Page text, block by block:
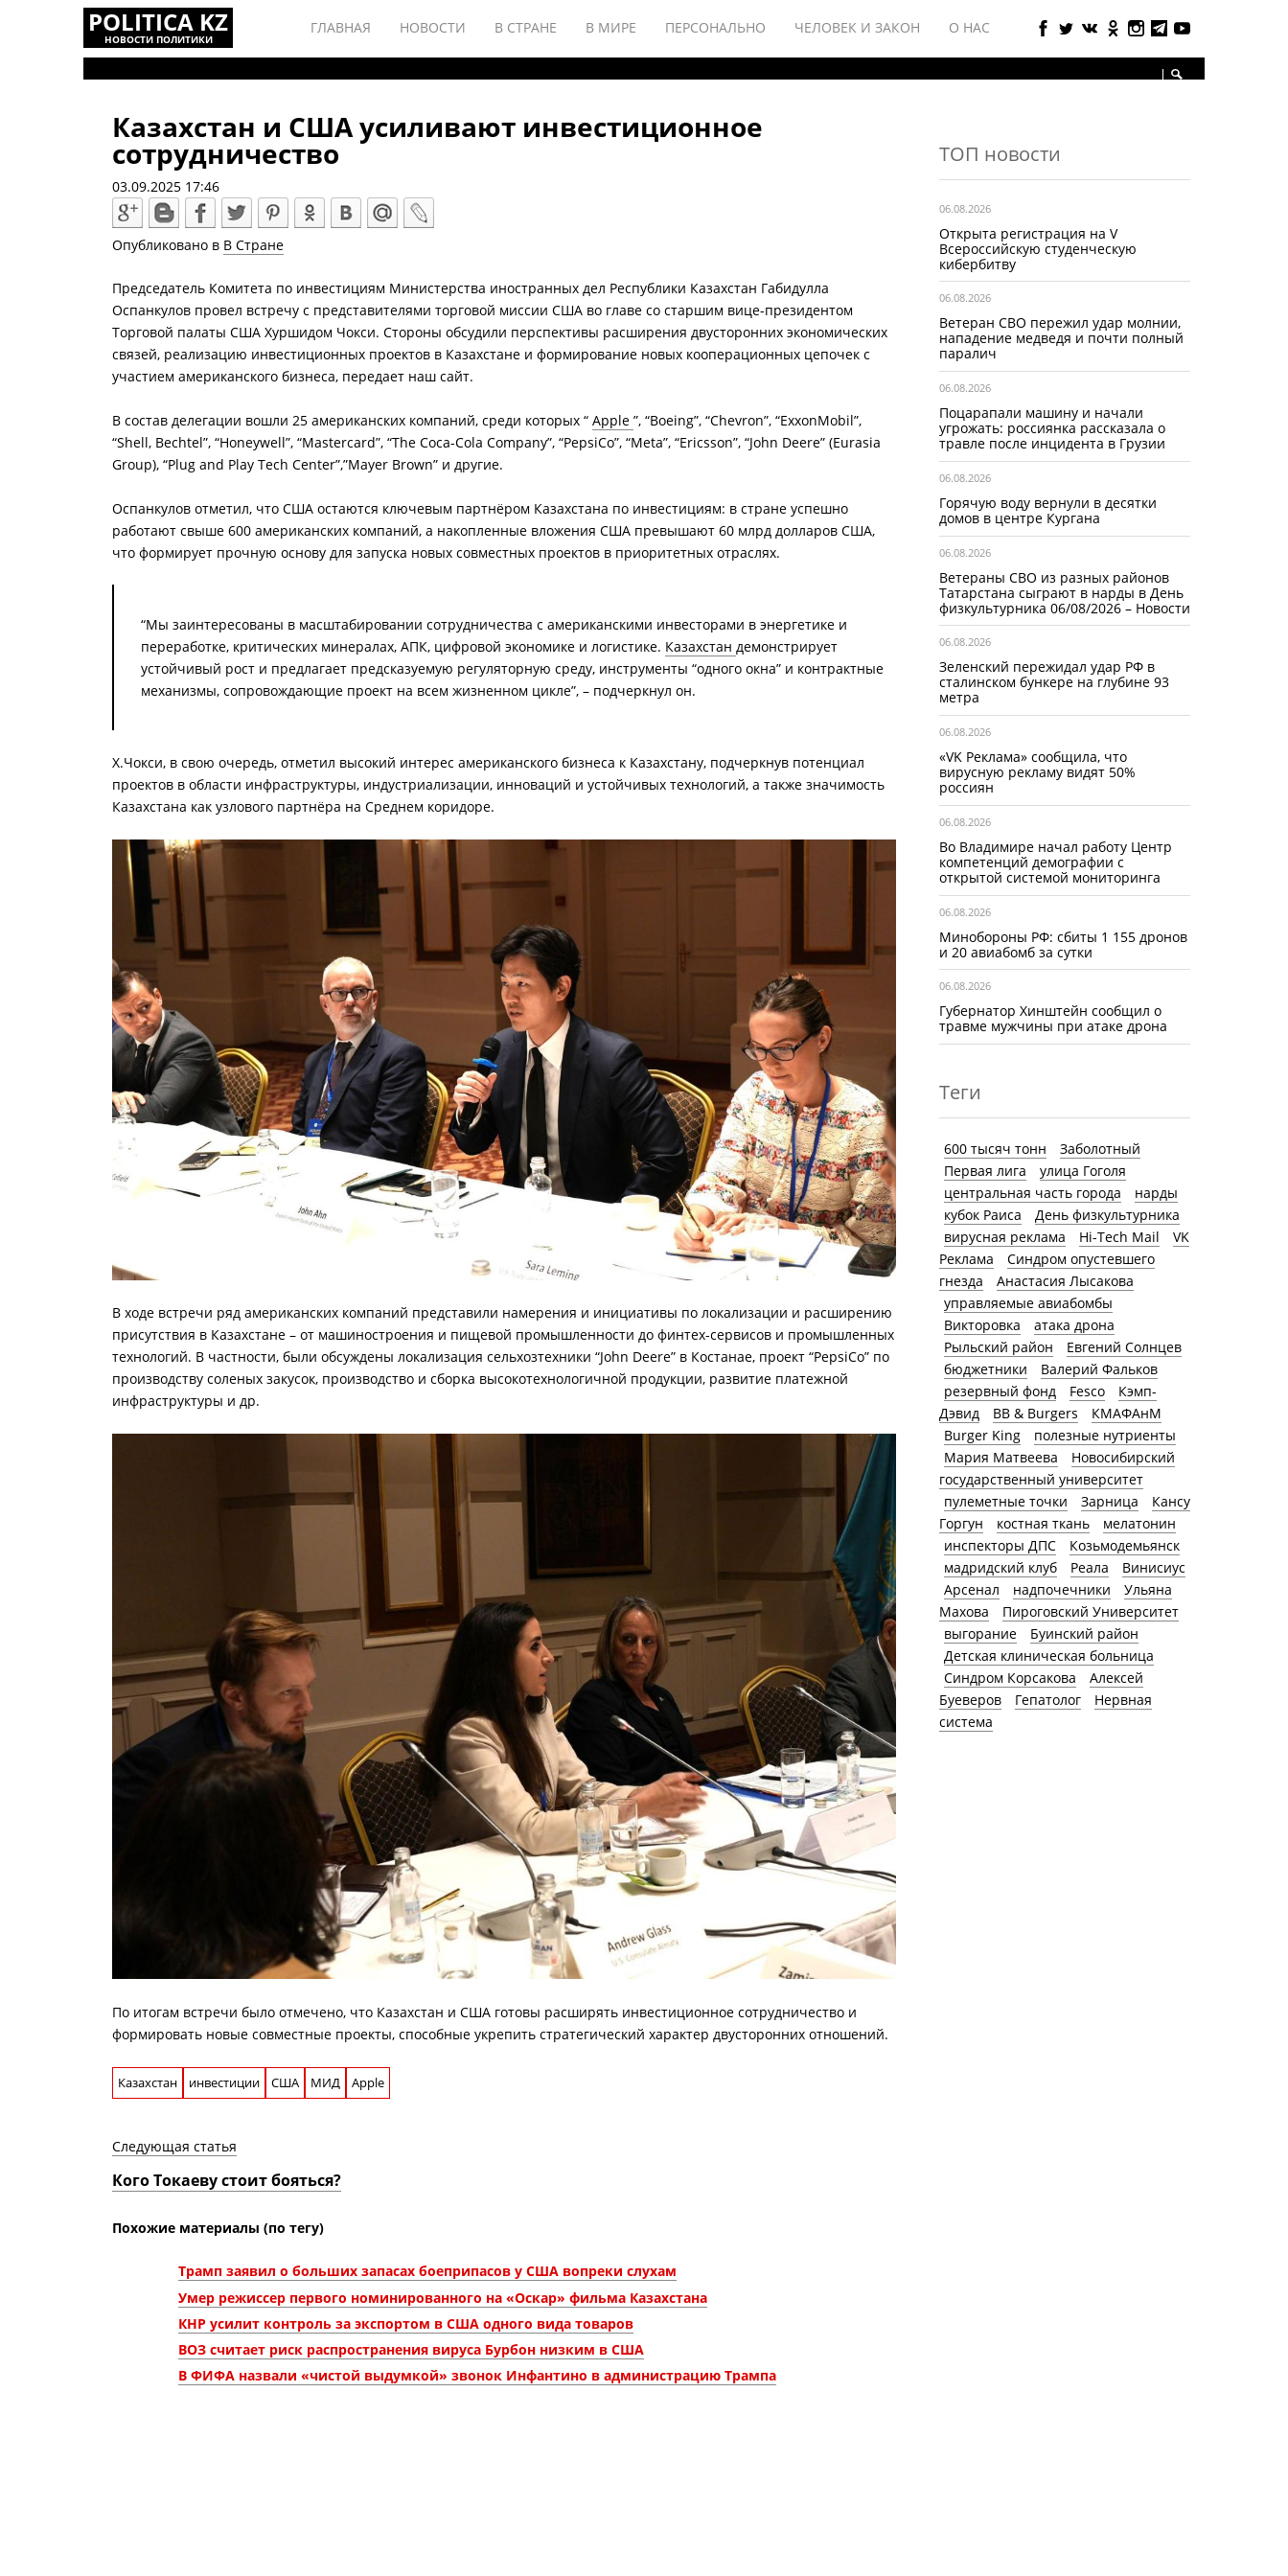
POLITICA KZ
НОВОСТИ ПОЛИТИКИ
ГЛАВНАЯ НОВОСТИ В СТРАНЕ В МИРЕ ПЕРСОНАЛЬНО ЧЕЛОВЕК И ЗАКОН О НАС
ТОП новости
06.08.2026
Открыта регистрация на V
Всероссийскую студенческую
кибербитву
06.08.2026
Ветеран СВО пережил удар молнии,
нападение медведя и почти полный
паралич
06.08.2026
Поцарапали машину и начали
угрожать: россиянка рассказала о
травле после инцидента в Грузии
06.08.2026
Горячую воду вернули в десятки
домов в центре Кургана
06.08.2026
Ветераны СВО из разных районов
Татарстана сыграют в нарды в День
физкультурника 06/08/2026 – Новости
06.08.2026
Зеленский пережидал удар РФ в
сталинском бункере на глубине 93
метра
06.08.2026
«VK Реклама» сообщила, что
вирусную рекламу видят 50%
россиян
06.08.2026
Во Владимире начал работу Центр
компетенций демографии с
открытой системой мониторинга
06.08.2026
Минобороны РФ: сбиты 1 155 дронов
и 20 авиабомб за сутки
06.08.2026
Губернатор Хинштейн сообщил о
травме мужчины при атаке дрона
Теги
600 тысяч тонн
Заболотный
Первая лига
улица Гоголя
центральная часть города
нарды
кубок Раиса
День физкультурника
вирусная реклама
Hi-Tech Mail
VK
Реклама
Синдром опустевшего
гнезда
Анастасия Лысакова
управляемые авиабомбы
Викторовка
атака дрона
Рыльский район
Евгений Солнцев
бюджетники
Валерий Фальков
резервный фонд
Fesco
Кэмп-
Дэвид
BB & Burgers
КМАФАнМ
Burger King
полезные нутриенты
Мария Матвеева
Новосибирский
государственный университет
пулеметные точки
Зарница
Кансу
Горгун
костная ткань
мелатонин
инспекторы ДПС
Козьмодемьянск
мадридский клуб
Реала
Винисиус
Арсенал
надпочечники
Ульяна
Махова
Пироговский Университет
выгорание
Буинский район
Детская клиническая больница
Синдром Корсакова
Алексей
Буеверов
Гепатолог
Нервная
система
Казахстан и США усиливают инвестиционное
сотрудничество
03.09.2025 17:46
Опубликовано в В Стране
Председатель Комитета по инвестициям Министерства иностранных дел Республики Казахстан Габидулла
Оспанкулов провел встречу с представителями торговой миссии США во главе со старшим вице-президентом
Торговой палаты США Хуршидом Чокси. Стороны обсудили перспективы расширения двусторонних экономических
связей, реализацию инвестиционных проектов в Казахстане и формирование новых кооперационных цепочек с
участием американского бизнеса, передает наш сайт.
В состав делегации вошли 25 американских компаний, среди которых “ Apple ”, “Boeing”, “Chevron”, “ExxonMobil”,
“Shell, Bechtel”, “Honeywell”, “Mastercard”, “The Coca-Cola Company”, “PepsiCo”, “Meta”, “Ericsson”, “John Deere” (Eurasia
Group), “Plug and Play Tech Center”,”Mayer Brown” и другие.
Оспанкулов отметил, что США остаются ключевым партнёром Казахстана по инвестициям: в стране успешно
работают свыше 600 американских компаний, а накопленные вложения США превышают 60 млрд долларов США,
что формирует прочную основу для запуска новых совместных проектов в приоритетных отраслях.
“Мы заинтересованы в масштабировании сотрудничества с американскими инвесторами в энергетике и
переработке, критических минералах, АПК, цифровой экономике и логистике. Казахстан демонстрирует
устойчивый рост и предлагает предсказуемую регуляторную среду, инструменты “одного окна” и контрактные
механизмы, сопровождающие проект на всем жизненном цикле”, – подчеркнул он.
Х.Чокси, в свою очередь, отметил высокий интерес американского бизнеса к Казахстану, подчеркнув потенциал
проектов в области инфраструктуры, индустриализации, инноваций и устойчивых технологий, а также значимость
Казахстана как узлового партнёра на Среднем коридоре.
В ходе встречи ряд американских компаний представили намерения и инициативы по локализации и расширению
присутствия в Казахстане – от машиностроения и пищевой промышленности до финтех-сервисов и промышленных
технологий. В частности, были обсуждены локализация сельхозтехники “John Deere” в Костанае, проект “PepsiCo” по
производству соленых закусок, производство и сборка высокотехнологичной продукции, развитие платежной
инфраструктуры и др.
По итогам встречи было отмечено, что Казахстан и США готовы расширять инвестиционное сотрудничество и
формировать новые совместные проекты, способные укрепить стратегический характер двусторонних отношений.
Казахстан инвестиции США МИД Apple
Следующая статья
Кого Токаеву стоит бояться?
Похожие материалы (по тегу)
Трамп заявил о больших запасах боеприпасов у США вопреки слухам
Умер режиссер первого номинированного на «Оскар» фильма Казахстана
КНР усилит контроль за экспортом в США одного вида товаров
ВОЗ считает риск распространения вируса Бурбон низким в США
В ФИФА назвали «чистой выдумкой» звонок Инфантино в администрацию Трампа